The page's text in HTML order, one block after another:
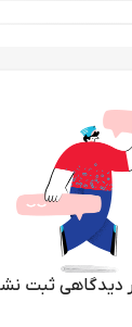
دیدگاهی ثبت